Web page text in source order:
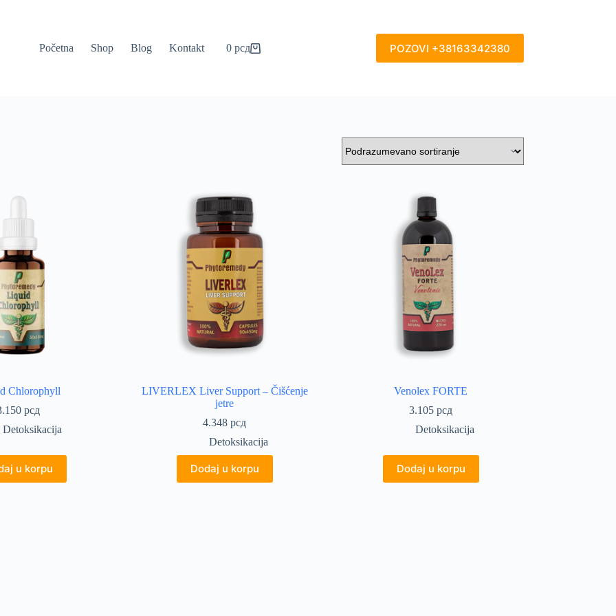
Početna
Shop Blog Kontakt
Shopping
0рсд POZOVI +38163342380
Chlorophyll
рсд
Detoksikacija
u korpu
LIVERLEX Liver Support – Čišćenje
jetre
4.348рсд
Detoksikacija
Dodaj u korpu
Venolex FORTE
3.105рсд
Detoksikacija
Dodaj u korpu